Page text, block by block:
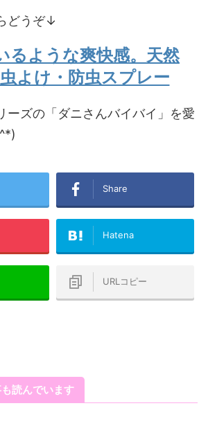
どうぞ↓
るような爽快感。天然
よけ・防虫スプレー
ーズの「ダニさんバイバイ」を愛
Share
Hatena
URLコピー
読んでいます